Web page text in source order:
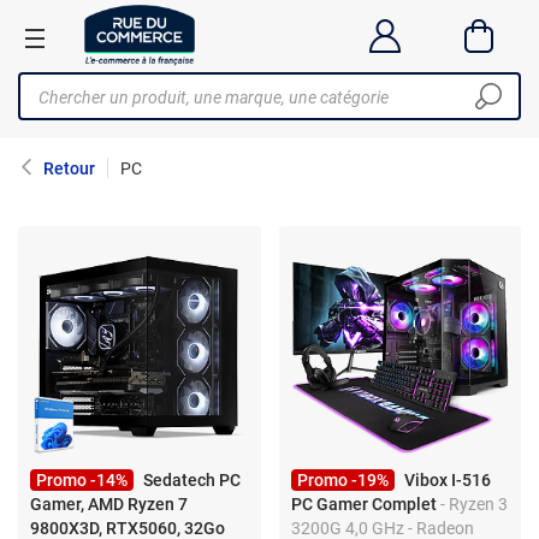
Retour PC
Promo -14%
Sedatech PC
Gamer, AMD Ryzen 7
9800X3D, RTX5060, 32Go
Promo -19%
Vibox I-516
PC Gamer Complet - Ryzen 3
3200G 4,0 GHz - Radeon